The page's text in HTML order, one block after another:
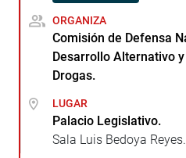
ORGANIZA
Comisión de Defensa
Desarrollo Alternativo
Drogas.
LUGAR
Palacio Legislativo.
Sala Luis Bedoya Reyes.